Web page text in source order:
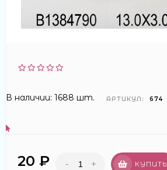
В наличии: 1688 шт. АРТИКУЛ: 674
20 ₽ - + КУПИТЬ